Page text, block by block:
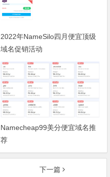
2022年NameSilo四月便宜顶级
域名促销活动
Namecheap99美分便宜域名推
荐
下一篇